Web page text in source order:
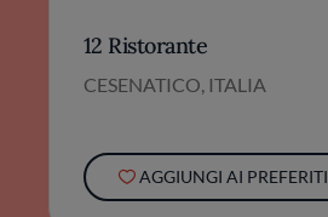
12 Ristorante
CESENATICO, ITALIA
AGGIUNGI AI PREFERITI